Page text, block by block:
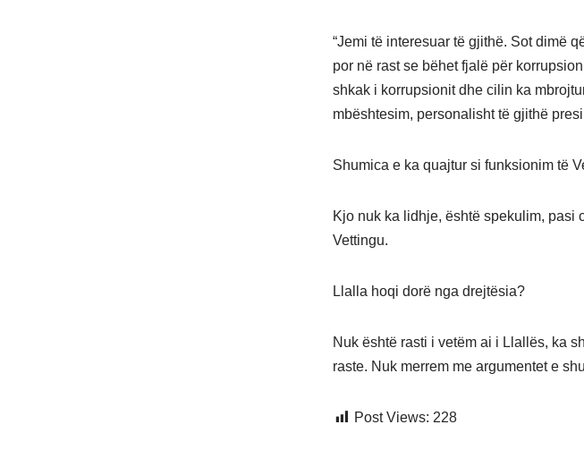
“Jemi të interesuar të gjithë. Sot dimë
por në rast se bëhet fjalë për
shkak i korrupsionit dhe cilin ka
mbështesim, personalisht të gjithë
Shumica e ka quajtur si funksionim të
Kjo nuk ka lidhje, është spekulim, pasi
Vettingu.
Llalla hoqi dorë nga drejtësia?
Nuk është rasti i vetëm ai i Llallës, ka
raste. Nuk merrem me argumentet e
Post Views: 228